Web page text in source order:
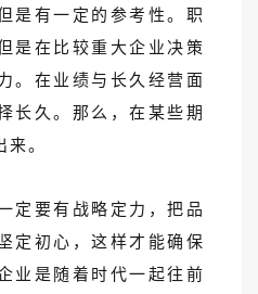
是有一定的参考性。职
是在比较重大企业决策
。在业绩与长久经营面
长久。那么，在某些期
。
定要有战略定力，把品
定初心，这样才能确保
业是随着时代一起往前